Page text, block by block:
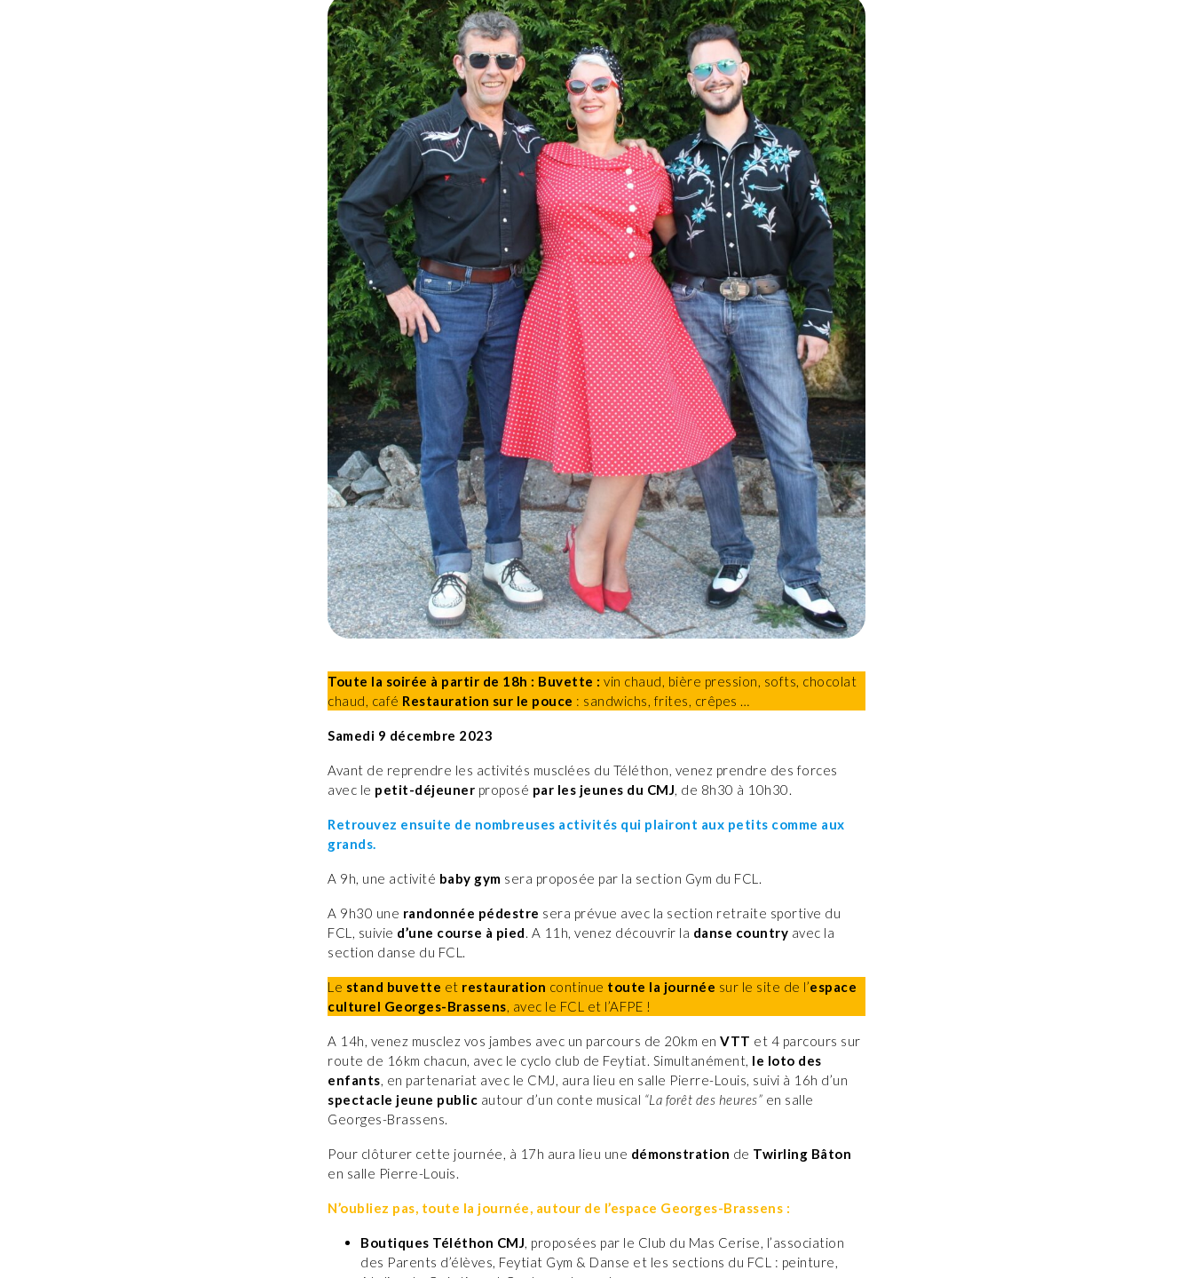
Toute la soirée à partir de 18h : Buvette : vin chaud, bière pression, softs, chocolat
chaud, café Restauration sur le pouce : sandwichs, frites, crêpes …
Samedi 9 décembre 2023
Avant de reprendre les activités musclées du Téléthon, venez prendre des forces
avec le petit-déjeuner proposé par les jeunes du CMJ, de 8h30 à 10h30.
Retrouvez ensuite de nombreuses activités qui plairont aux petits comme aux
grands.
A 9h, une activité baby gym sera proposée par la section Gym du FCL.
A 9h30 une randonnée pédestre sera prévue avec la section retraite sportive du
FCL, suivie d’une course à pied. A 11h, venez découvrir la danse country avec la
section danse du FCL.
Le stand buvette et restauration continue toute la journée sur le site de l’espace
culturel Georges-Brassens, avec le FCL et l’AFPE !
A 14h, venez musclez vos jambes avec un parcours de 20km en VTT et 4 parcours sur
route de 16km chacun, avec le cyclo club de Feytiat. Simultanément, le loto des
enfants, en partenariat avec le CMJ, aura lieu en salle Pierre-Louis, suivi à 16h d’un
spectacle jeune public autour d’un conte musical “La forêt des heures” en salle
Georges-Brassens.
Pour clôturer cette journée, à 17h aura lieu une démonstration de Twirling Bâton
en salle Pierre-Louis.
N’oubliez pas, toute la journée, autour de l’espace Georges-Brassens :
Boutiques Téléthon CMJ, proposées par le Club du Mas Cerise, l’association
des Parents d’élèves, Feytiat Gym & Danse et les sections du FCL : peinture,